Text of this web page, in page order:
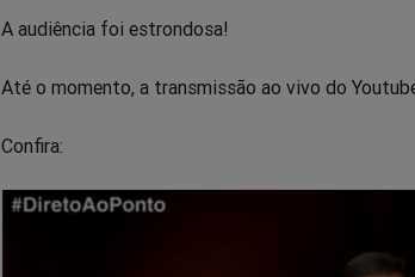
A audiência foi estrondosa!
Até o momento, a transmissão ao vivo do
Confira: